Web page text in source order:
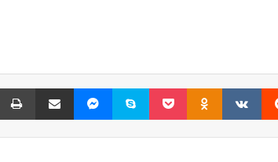
Reddit
VKontakte
Odnoklassniki پاکت اسکایپ مسنجر اشتراک گذاری با ایمیل